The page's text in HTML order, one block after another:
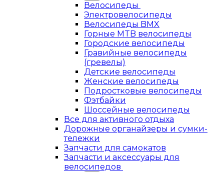
Велосипеды
Электровелосипеды
Велосипеды BMX
Горные MTB велосипеды
Городские велосипеды
Гравийные велосипеды
(гревелы)
Детские велосипеды
Женские велосипеды
Подростковые велосипеды
Фэтбайки
Шоссейные велосипеды
Все для активного отдыха
Дорожные органайзеры и сумки-
тележки
Запчасти для самокатов
Запчасти и аксессуары для
велосипедов